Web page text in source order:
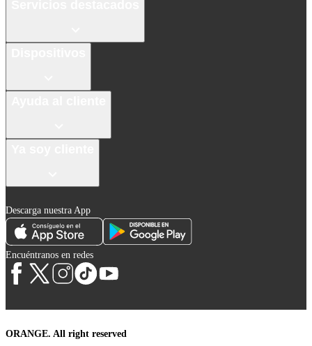
Descarga nuestra App
Encuéntranos en redes
ORANGE. All right reserved